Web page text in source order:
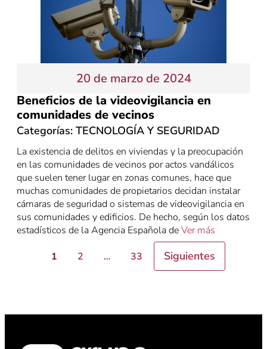
20 de marzo de 2024
Beneficios de la videovigilancia en
comunidades de vecinos
Categorías: TECNOLOGÍA Y SEGURIDAD
La existencia de delitos en viviendas y la preocupación
en las comunidades de vecinos por actos vandálicos
que suelen tener lugar en zonas comunes, hace que
muchas comunidades de propietarios decidan instalar
cámaras de seguridad o sistemas de videovigilancia en
sus comunidades y edificios. De hecho, según los datos
estadísticos de la Agencia Española deVer más
Paginación
1 2 … 33 Siguientes